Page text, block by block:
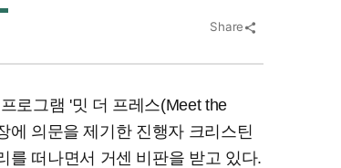
Share share
로그램 '밋 더 프레스(Meet the
에 의문을 제기한 진행자 크리스틴
를 떠나면서 거센 비판을 받고 있다.